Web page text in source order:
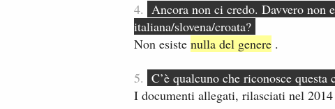
4. Ancora non ci credo. Davvero non
italiana/slovena/croata?
Non esiste nulla del genere .
5. C’è qualcuno che riconosce questa
I documenti allegati, rilasciati nel